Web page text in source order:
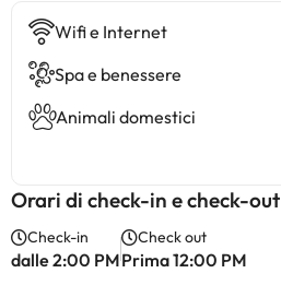
Wifi e Internet
Spa e benessere
Animali domestici
Orari di check-in e check-out
Check-in
dalle 2:00 PM
Check out
Prima 12:00 PM